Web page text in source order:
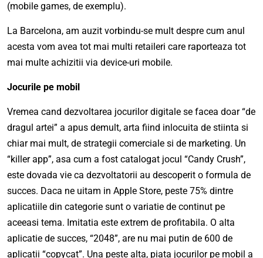
(mobile games, de exemplu).
La Barcelona, am auzit vorbindu-se mult despre cum anul
acesta vom avea tot mai multi retaileri care raporteaza tot
mai multe achizitii via device-uri mobile.
Jocurile pe mobil
Vremea cand dezvoltarea jocurilor digitale se facea doar “de
dragul artei” a apus demult, arta fiind inlocuita de stiinta si
chiar mai mult, de strategii comerciale si de marketing. Un
“killer app”, asa cum a fost catalogat jocul “Candy Crush”,
este dovada vie ca dezvoltatorii au descoperit o formula de
succes. Daca ne uitam in Apple Store, peste 75% dintre
aplicatiile din categorie sunt o variatie de continut pe
aceeasi tema. Imitatia este extrem de profitabila. O alta
aplicatie de succes, “2048”, are nu mai putin de 600 de
aplicatii “copycat”. Una peste alta, piata jocurilor pe mobil a